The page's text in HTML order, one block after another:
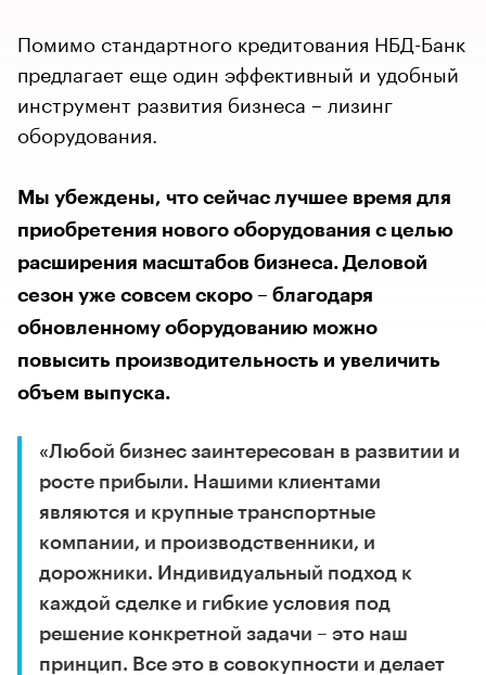
Помимо стандартного кредитования НБД-Банк
предлагает еще один эффективный и удобный
инструмент развития бизнеса – лизинг
оборудования.
Мы убеждены, что сейчас лучшее время для
приобретения нового оборудования с целью
расширения масштабов бизнеса. Деловой
сезон уже совсем скоро – благодаря
обновленному оборудованию можно
повысить производительность и увеличить
объем выпуска.
«Любой бизнес заинтересован в развитии и
росте прибыли. Нашими клиентами
являются и крупные транспортные
компании, и производственники, и
дорожники. Индивидуальный подход к
каждой сделке и гибкие условия под
решение конкретной задачи – это наш
принцип. Все это в совокупности и делает